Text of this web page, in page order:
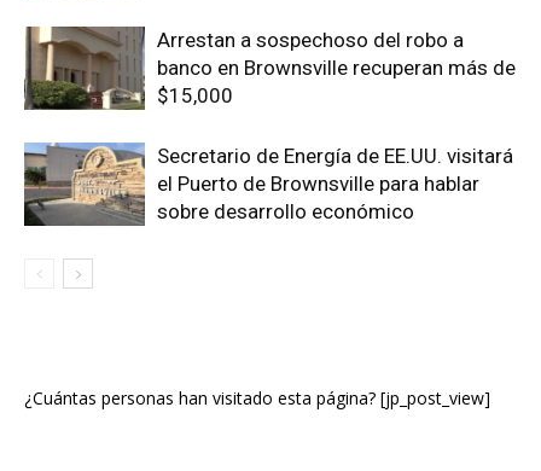
Arrestan a sospechoso del robo a
banco en Brownsville recuperan más de
$15,000
Secretario de Energía de EE.UU. visitará
el Puerto de Brownsville para hablar
sobre desarrollo económico
¿Cuántas personas han visitado esta página? [jp_post_view]